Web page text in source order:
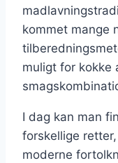
kommet mange
muligt for kokke
I dag kan man
forskellige
moderne